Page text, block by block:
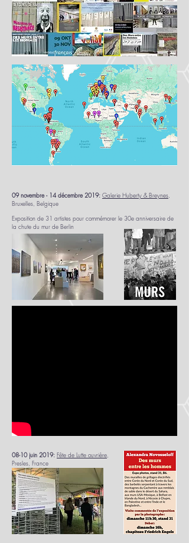
09 novembre - 14 décembre 2019: Galerie Huberty & Breynes,
Bruxelles, Belgique
Exposition de 31 artistes pour commémorer le 30e anniversaire de
la chute du mur de Berlin
08-10 juin 2019: Fête de Lutte ouvrière,
Presles, France